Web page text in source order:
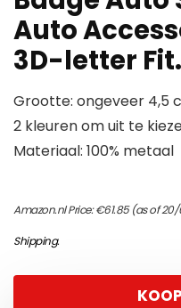
Auto
3D-letter
Grootte: ongeveer 4,5
2 kleuren om uit te
Materiaal: 100% metaal
Amazon.nl Price:€61.85(as of 20/
Shipping.